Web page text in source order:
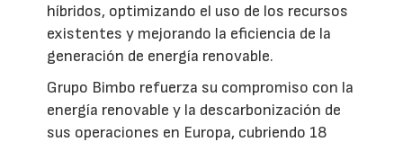
híbridos, optimizando el uso de los recursos
existentes y mejorando la eficiencia de la
generación de energía renovable.
Grupo Bimbo refuerza su compromiso con la
energía renovable y la descarbonización de
sus operaciones en Europa, cubriendo 18